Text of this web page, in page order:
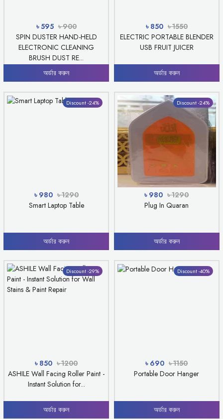
৳ 595 ৳ 900
SPIN DUSTER HAND-HELD
ELECTRONIC CLEANING
BRUSH DUST RE...
অর্ডার করুন
৳ 850 ৳ 1550
ELECTRIC PORTABLE BLENDER
USB FRUIT JUICER
অর্ডার করুন
Discount -24%
৳ 980 ৳ 1290
Smart Laptop Table
অর্ডার করুন
Discount -24%
৳ 980 ৳ 1290
Plug In Quaran
অর্ডার করুন
Discount -29%
৳ 850 ৳ 1200
ASHILE Wall Facing Roller Paint -
Instant Solution for...
অর্ডার করুন
Discount -40%
৳ 690 ৳ 1150
Portable Door Hanger
অর্ডার করুন